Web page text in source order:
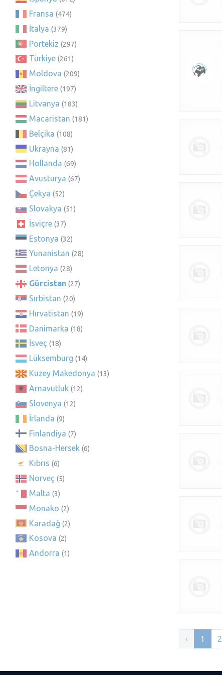
Fransa (474)
İtalya (379)
Portekiz (297)
Türkiye (261)
Moldova (209)
İngiltere (197)
Litvanya (183)
Macaristan (181)
Belçika (108)
Ukrayna (81)
Hollanda (69)
Avusturya (67)
Çekya (52)
Slovakya (51)
İsviçre (37)
Estonya (32)
Yunanistan (28)
Letonya (28)
Gürcistan (27)
Sırbistan (20)
Hırvatistan (19)
Danimarka (18)
İsveç (18)
Lüksemburg (14)
Kuzey Makedonya (13)
Arnavutluk (12)
Slovenya (12)
İrlanda (9)
Finlandiya (7)
Bosna-Hersek (6)
Kıbrıs (6)
Norveç (5)
Malta (3)
Monako (2)
Karadağ (2)
Kosova (2)
Andorra (1)
‹ 1 2